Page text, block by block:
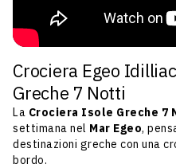
Crociera Egeo
Greche 7 Notti
La Crociera Isole Greche 7
settimana nel Mar Egeo,
destinazioni greche con una
bordo.